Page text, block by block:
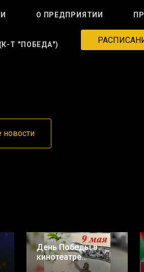
О ПРЕДПРИЯТИИ
Т "ПОБЕДА")
новости
День Победы в
кинотеатре
«Победа»